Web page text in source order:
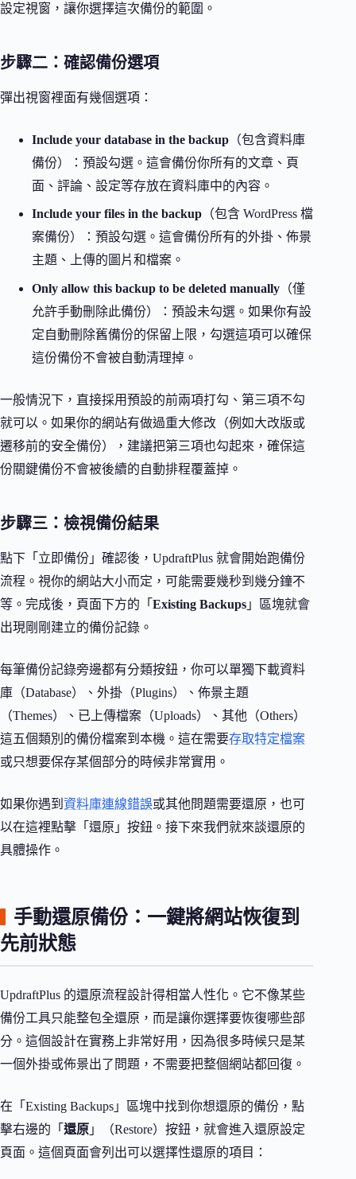
設定視窗，讓你選擇這次備份的範圍。
步驟二：確認備份選項
彈出視窗裡面有幾個選項：
Include your database in the backup （包含資料庫
備份）：預設勾選。這會備份你所有的文章、頁
面、評論、設定等存放在資料庫中的內容。
Include your files in the backup （包含 WordPress 檔
案備份）：預設勾選。這會備份所有的外掛、佈景
主題、上傳的圖片和檔案。
Only allow this backup to be deleted manually （僅
允許手動刪除此備份）：預設未勾選。如果你有設
定自動刪除舊備份的保留上限，勾選這項可以確保
這份備份不會被自動清理掉。
一般情況下，直接採用預設的前兩項打勾、第三項不勾
就可以。如果你的網站有做過重大修改（例如大改版或
遷移前的安全備份），建議把第三項也勾起來，確保這
份關鍵備份不會被後續的自動排程覆蓋掉。
步驟三：檢視備份結果
點下「立即備份」確認後，UpdraftPlus 就會開始跑備份
流程。視你的網站大小而定，可能需要幾秒到幾分鐘不
等。完成後，頁面下方的「 Existing Backups 」區塊就會
出現剛剛建立的備份記錄。
每筆備份記錄旁邊都有分類按鈕，你可以單獨下載資料
庫（Database）、外掛（Plugins）、佈景主題
（Themes）、已上傳檔案（Uploads）、其他（Others）
這五個類別的備份檔案到本機。這在需要存取特定檔案
或只想要保存某個部分的時候非常實用。
如果你遇到 資料庫連線錯誤或其他問題需要還原，也可
以在這裡點擊「還原」按鈕。接下來我們就來談還原的
具體操作。
手動還原備份：一鍵將網站恢復到
先前狀態
UpdraftPlus 的還原流程設計得相當人性化。它不像某些
備份工具只能整包全還原，而是讓你選擇要恢復哪些部
分。這個設計在實務上非常好用，因為很多時候只是某
一個外掛或佈景出了問題，不需要把整個網站都回復。
在「Existing Backups」區塊中找到你想還原的備份，點
擊右邊的「 還原 」（Restore）按鈕，就會進入還原設定
頁面。這個頁面會列出可以選擇性還原的項目：